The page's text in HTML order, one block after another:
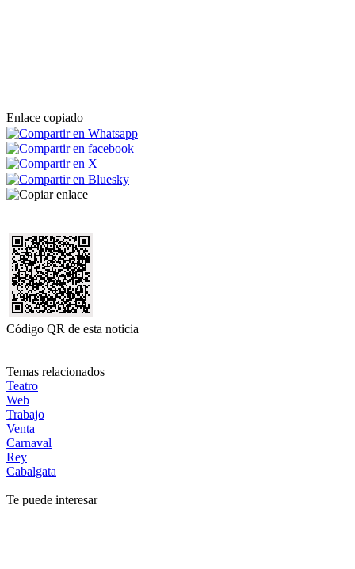
Enlace copiado
Código QR de esta noticia
Temas relacionados
Teatro
Web
Trabajo
Venta
Carnaval
Rey
Cabalgata
Te puede interesar